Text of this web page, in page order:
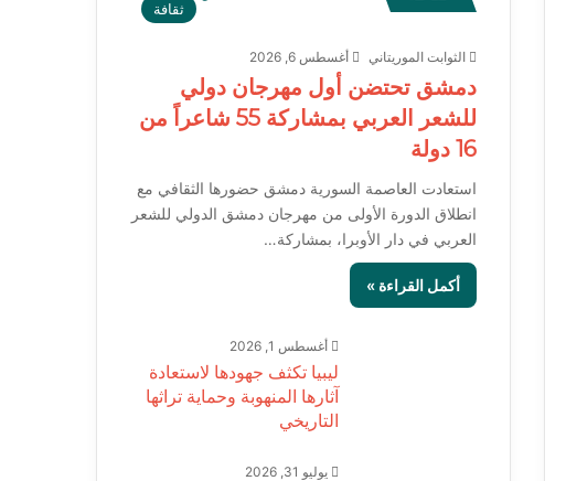
ثقافة
الثوابت الموريتاني أغسطس 6, 2026
دمشق تحتضن أول مهرجان دولي
للشعر العربي بمشاركة 55 شاعراً من
16 دولة
استعادت العاصمة السورية دمشق حضورها الثقافي مع
انطلاق الدورة الأولى من مهرجان دمشق الدولي للشعر
العربي في دار الأوبرا، بمشاركة…
أكمل القراءة »
أغسطس 1, 2026
ليبيا تكثف جهودها لاستعادة
آثارها المنهوبة وحماية تراثها
التاريخي
يوليو 31, 2026